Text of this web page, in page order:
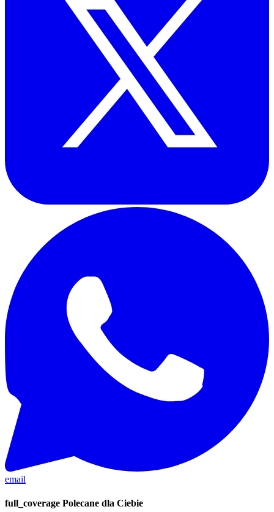
email
full_coverage Polecane dla Ciebie